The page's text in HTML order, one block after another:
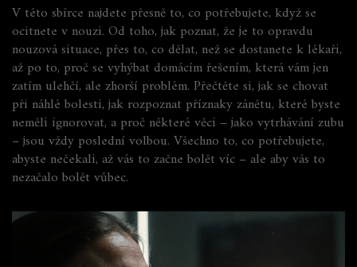
V této sbírce najdete přesně to, co potřebujete, když se
ocitnete v nouzi. Od toho, jak poznat, že je to opravdu
nouzová situace, přes to, co dělat, než se dostanete k lékaři,
až po to, proč se vyhýbat domácím řešením, která vám jen
zatím ulehčí, ale zhorší problém. Přečtěte si, jak se chovat
při náhlé bolesti, jak rozpoznat příznaky zánětu, které byste
neměli ignorovat, a proč některé věci – jako vytrhávání zubu
– jsou vždy poslední volbou. Všechno to, co potřebujete,
abyste nečekali, až vás to začne bolět víc – ale aby vás to
nezačalo bolět vůbec.